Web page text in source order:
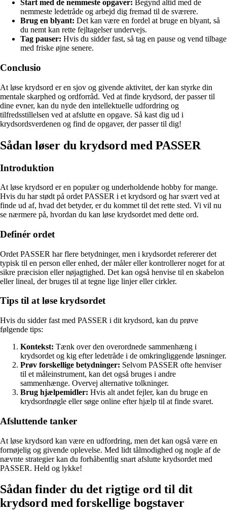
Start med de nemmeste opgaver: Begynd altid med de
nemmeste ledetråde og arbejd dig fremad til de sværere.
Brug en blyant: Det kan være en fordel at bruge en blyant, så
du nemt kan rette fejltagelser undervejs.
Tag pauser: Hvis du sidder fast, så tag en pause og vend tilbage
med friske øjne senere.
Conclusio
At løse krydsord er en sjov og givende aktivitet, der kan styrke din
mentale skarphed og ordforråd. Ved at finde krydsord, der passer til
dine evner, kan du nyde den intellektuelle udfordring og
tilfredsstillelsen ved at afslutte en opgave. Så kast dig ud i
krydsordsverdenen og find de opgaver, der passer til dig!
Sådan løser du krydsord med PASSER
Introduktion
At løse krydsord er en populær og underholdende hobby for mange.
Hvis du har stødt på ordet PASSER i et krydsord og har svært ved at
finde ud af, hvad det betyder, er du kommet til det rette sted. Vi vil nu
se nærmere på, hvordan du kan løse krydsordet med dette ord.
Definér ordet
Ordet PASSER har flere betydninger, men i krydsordet refererer det
typisk til en person eller enhed, der måler eller kontrollerer noget for at
sikre præcision eller nøjagtighed. Det kan også henvise til en skabelon
eller lineal, der bruges til at tegne lige linjer eller cirkler.
Tips til at løse krydsordet
Hvis du sidder fast med PASSER i dit krydsord, kan du prøve
følgende tips:
Kontekst: Tænk over den overordnede sammenhæng i
krydsordet og kig efter ledetråde i de omkringliggende løsninger.
Prøv forskellige betydninger: Selvom PASSER ofte henviser
til et måleinstrument, kan det også bruges i andre
sammenhænge. Overvej alternative tolkninger.
Brug hjælpemidler: Hvis alt andet fejler, kan du bruge en
krydsordnøgle eller søge online efter hjælp til at finde svaret.
Afsluttende tanker
At løse krydsord kan være en udfordring, men det kan også være en
fornøjelig og givende oplevelse. Med lidt tålmodighed og nogle af de
nævnte strategier kan du forhåbentlig snart afslutte krydsordet med
PASSER. Held og lykke!
Sådan finder du det rigtige ord til dit
krydsord med forskellige bogstaver